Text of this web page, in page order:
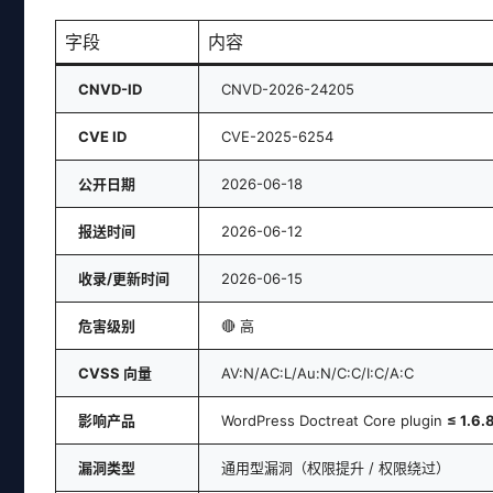
字段 内容
CNVD-ID CNVD-2026-24205
CVE ID CVE-2025-6254
公开日期 2026-06-18
报送时间 2026-06-12
收录/更新时间 2026-06-15
危害级别 🔴 高
CVSS 向量 AV:N/AC:L/Au:N/C:C/I:C/A:C
影响产品 WordPress Doctreat Core plugin ≤
漏洞类型 通用型漏洞（权限提升 / 权限绕过）